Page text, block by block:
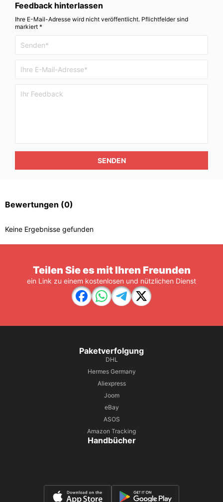
Feedback hinterlassen
Ihre E-Mail-Adresse wird nicht veröffentlicht. Pflichtfelder sind
markiert *
SENDEN
Bewertungen (0)
Keine Ergebnisse gefunden
Teilen Sie es mit Ihren Freunden
ein Link zu einem kostenlosen und nützlichen Dienst
Paketverfolgung
DHL
Hermes Germany
Aliexpress
Joom
eBay
ASOS
Amazon Tracking
Handbücher